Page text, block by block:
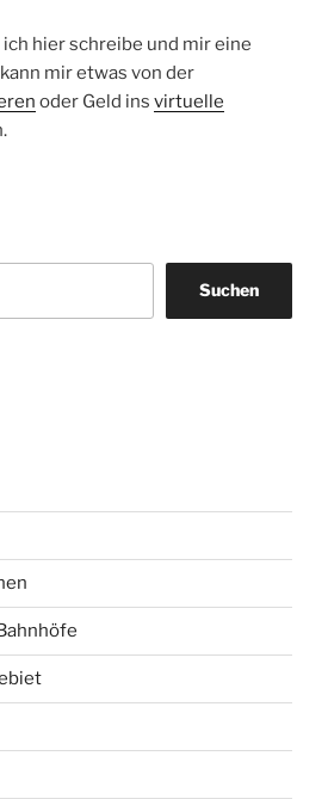
hier schreibe und mir eine
mir etwas von der
oder Geld ins virtuelle
Suchen